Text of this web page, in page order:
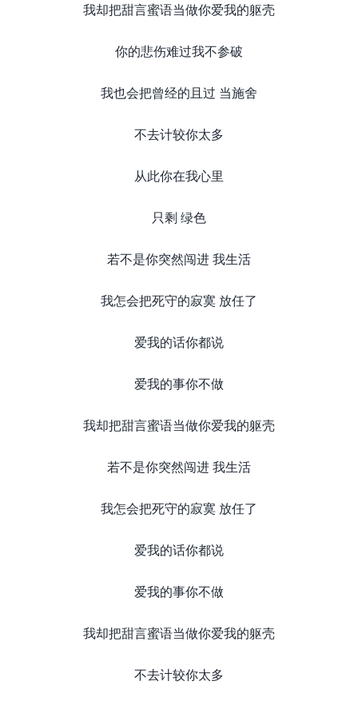
我却把甜言蜜语当做你爱我的躯壳
你的悲伤难过我不参破
我也会把曾经的且过 当施舍
不去计较你太多
从此你在我心里
只剩 绿色
若不是你突然闯进 我生活
我怎会把死守的寂寞 放任了
爱我的话你都说
爱我的事你不做
我却把甜言蜜语当做你爱我的躯壳
若不是你突然闯进 我生活
我怎会把死守的寂寞 放任了
爱我的话你都说
爱我的事你不做
我却把甜言蜜语当做你爱我的躯壳
不去计较你太多